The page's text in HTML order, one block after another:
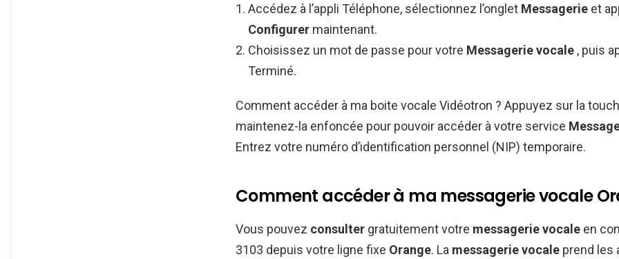
Accédez à l’appli Téléphone, sélectionnez l’onglet Messagerie et
Configurer maintenant.
Choisissez un mot de passe pour votre Messagerie vocale , puis
Terminé.
Comment accéder à ma boite vocale Vidéotron ? Appuyez sur la
maintenez-la enfoncée pour pouvoir accéder à votre service
Entrez votre numéro d’identification personnel (NIP) temporaire.
Comment accéder à ma messagerie vocale
Vous pouvez consulter gratuitement votre messagerie vocale en
3103 depuis votre ligne fixe Orange. La messagerie vocale prend les